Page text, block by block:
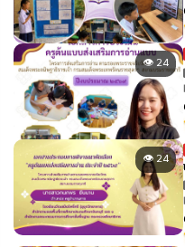
👁 24
👁 24